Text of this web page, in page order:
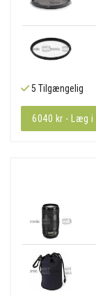
5 Tilgængelig
6040 kr - Læg i